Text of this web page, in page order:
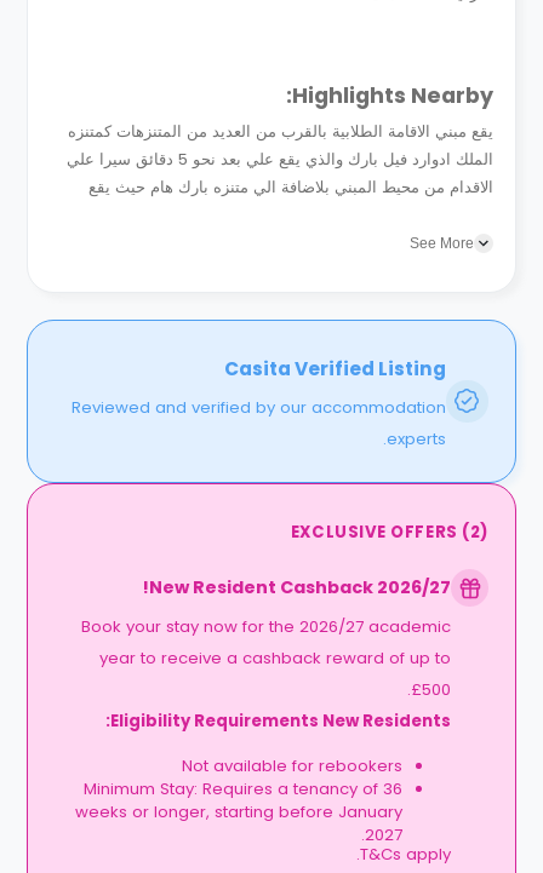
Highlights Nearby:
يقع مبني الاقامة الطلابية بالقرب من العديد من المتنزهات كمتنزه
الملك ادوارد فيل بارك والذي يقع علي بعد نحو 5 دقائق سيرا علي
الاقدام من محيط المبني بلاضافة الي متنزه بارك هام حيث يقع
See More
Casita Verified Listing
Reviewed and verified by our accommodation
experts.
EXCLUSIVE OFFERS (2)
2026/27 New Resident Cashback!
Book your stay now for the 2026/27 academic
year to receive a cashback reward of up to
£500.
Eligibility Requirements New Residents:
Not available for rebookers
Minimum Stay: Requires a tenancy of 36
weeks or longer, starting before January
2027.
T&Cs apply.